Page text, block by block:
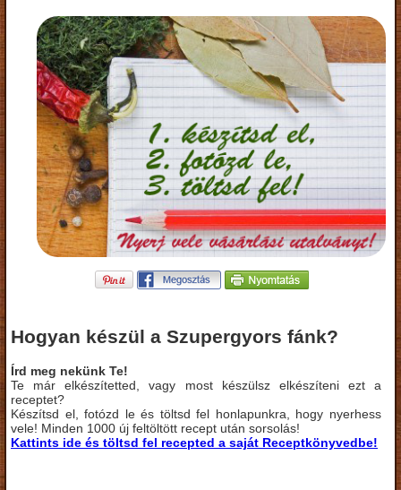
Hogyan készül a Szupergyors fánk?
Írd meg nekünk Te!
Te már elkészítetted, vagy most készülsz elkészíteni ezt a
receptet?
Készítsd el, fotózd le és töltsd fel honlapunkra, hogy nyerhess
vele! Minden 1000 új feltöltött recept után sorsolás!
Kattints ide és töltsd fel recepted a saját Receptkönyvedbe!